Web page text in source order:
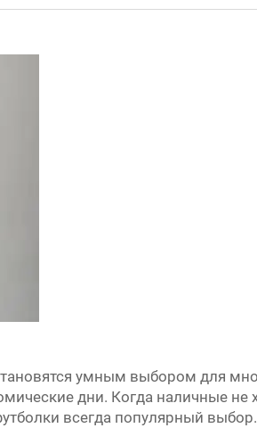
умным выбором для
дни. Когда наличные не
всегда популярный